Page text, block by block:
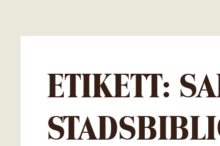
ETIKETT: